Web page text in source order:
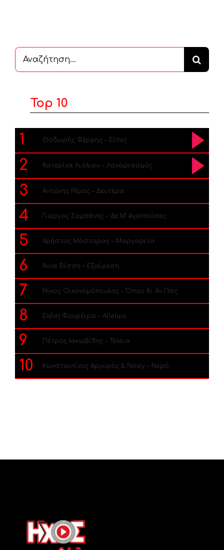
Αναζήτηση
...
Top 10
1 Θοδωρής Φέρρης – Είπες
2 Κατερίνα Λιόλιου – Λογαριασμός
3 Αντώνης Ρέμος – Δευτέρα
4 Γιώργος Σαμπάνης – Δε Μ’ Αγαπούσες
5 Χρήστος Μάστορας – Μαργαρίτα
6 Άννα Βίσση – Εξαίρεση
7 Νίκος Οικονομόπουλος – Όπου Κι Αν Πας
8 Ελένη Φουρέιρα – Alleluia
9 Πέτρος Ιακωβίδης – Τέλεια
10 Κωνσταντίνος Αργυρός & Noizy – Νερό